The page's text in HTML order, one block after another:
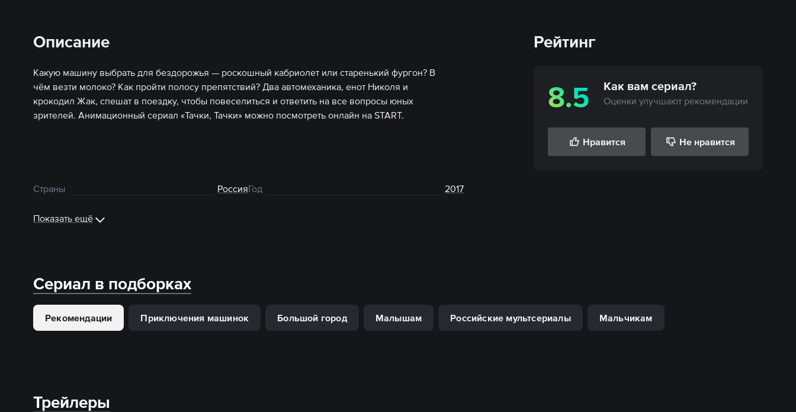
Описание
Какую машину выбрать для бездорожья — роскошный кабриолет или старенький фургон? В
чём везти молоко? Как пройти полосу препятствий? Два автомеханика, енот Николя и
крокодил Жак, спешат в поездку, чтобы повеселиться и ответить на все вопросы юных
зрителей. Анимационный сериал «Тачки, Тачки» можно посмотреть онлайн на START.
Страны РоссияГод 2017
Показать ещё
Рейтинг
8.5 Как вам сериал?
Оценки улучшают рекомендации
Нравится Не нравится
Сериал в подборках
Рекомендации Приключения машинок Большой город Малышам Российские мультсериалы Мальчикам
Трейлеры